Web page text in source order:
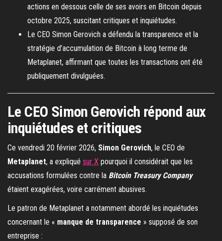
actions en dessous celle de ses avoirs en Bitcoin depuis
octobre 2025, suscitant critiques et inquiétudes.
Le CEO Simon Gerovich a défendu la transparence et la
stratégie d’accumulation de Bitcoin à long terme de
Metaplanet, affirmant que toutes les transactions ont été
publiquement divulguées.
Le CEO Simon Gerovich répond aux
inquiétudes et critiques
Ce vendredi 20 février 2026, Simon Gerovich, le CEO de
Metaplanet, a expliqué sur X pourquoi il considérait que les
accusations formulées contre la Bitcoin Treasury Company
étaient exagérées, voire carrément abusives.
Le patron de Metaplanet a notamment abordé les inquiétudes
concernant le « manque de transparence » supposé de son
entreprise :